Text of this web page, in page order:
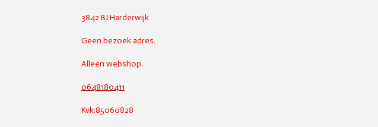
3842 BJ Harderwijk
Geen bezoek adres.
Alleen webshop.
0648180411
Kvk:85060828